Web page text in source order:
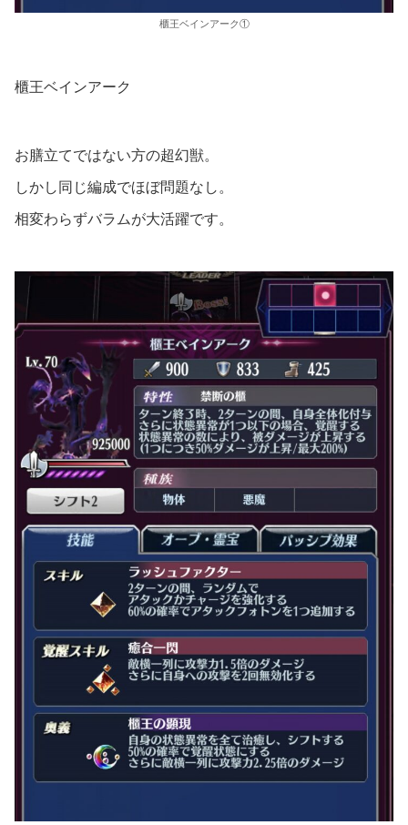
櫃王ベインアーク①
櫃王ベインアーク
お膳立てではない方の超幻獣。
しかし同じ編成でほぼ問題なし。
相変わらずバラムが大活躍です。